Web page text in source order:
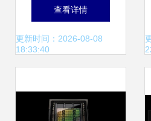
份联合投资成立集
成电路公司，聚焦
查看详情
更新时间：2026-08-08
18:33:40